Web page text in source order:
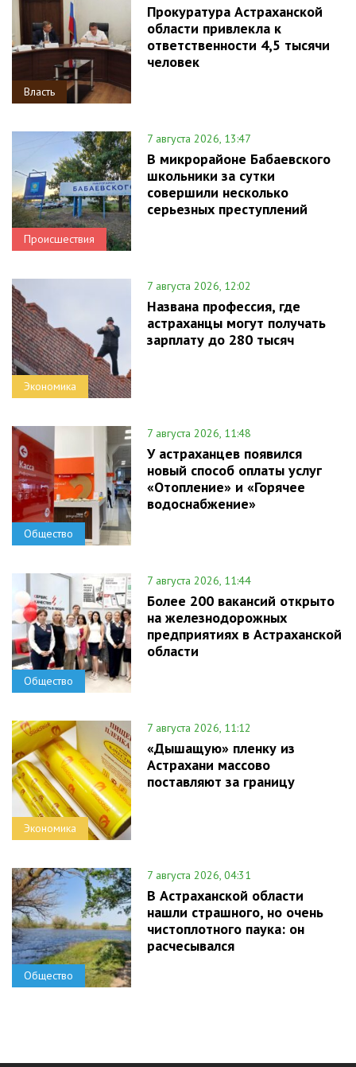
Власть
Прокуратура Астраханской
области привлекла к
ответственности 4,5 тысячи
человек
Происшествия
7 августа 2026, 13:47
В микрорайоне Бабаевского
школьники за сутки
совершили несколько
серьезных преступлений
Экономика
7 августа 2026, 12:02
Названа профессия, где
астраханцы могут получать
зарплату до 280 тысяч
Общество
7 августа 2026, 11:48
У астраханцев появился
новый способ оплаты услуг
«Отопление» и «Горячее
водоснабжение»
Общество
7 августа 2026, 11:44
Более 200 вакансий открыто
на железнодорожных
предприятиях в Астраханской
области
Экономика
7 августа 2026, 11:12
«Дышащую» пленку из
Астрахани массово
поставляют за границу
Общество
7 августа 2026, 04:31
В Астраханской области
нашли страшного, но очень
чистоплотного паука: он
расчесывался